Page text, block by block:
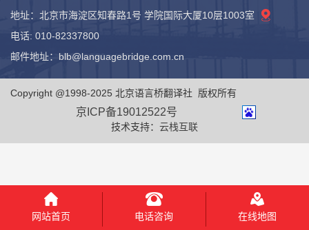
地址：北京市海淀区知春路1号 学院国际大厦10层1003室
电话: 010-82337800
邮件地址：blb@languagebridge.com.cn
Copyright @1998-2025 北京语言桥翻译社 版权所有
京ICP备19012522号
技术支持： 云栈互联
网站首页 电话咨询 在线地图